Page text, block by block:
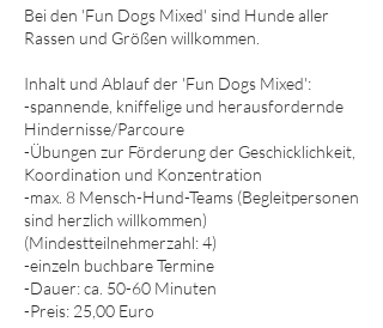
Bei den 'Fun Dogs Mixed' sind Hunde aller
Rassen und Größen willkommen.
Inhalt und Ablauf der 'Fun Dogs Mixed':​
-spannende, kniffelige und herausfordernde
Hindernisse/Parcoure
-Übungen zur Förderung der Geschicklichkeit,
Koordination und Konzentration
-max. 8 Mensch-Hund-Teams (Begleitpersonen
sind herzlich willkommen)
(Mindestteilnehmerzahl: 4)
-einzeln buchbare Termine
-Dauer: ca. 50-60 Minuten
-Preis: 25,00 Euro